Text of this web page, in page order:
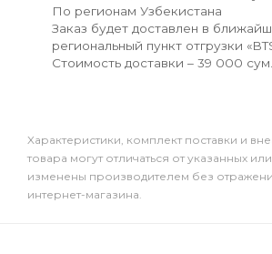
По регионам Узбекистана
Заказ будет доставлен в
региональный пункт отгрузки
Стоимость доставки – 39 000 сум.
Xарактеристики, комплект поставки и
товара могут отличаться от указанных
изменены производителем без
интернет-магазина.